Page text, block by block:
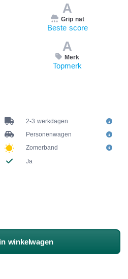
A
Grip nat
Beste score
A
Merk
Topmerk
2-3 werkdagen
Personenwagen
Zomerband
Ja
winkelwagen